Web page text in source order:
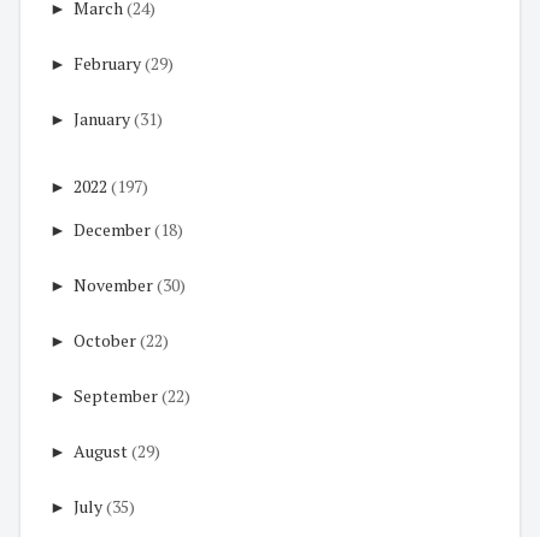
► March (24)
► February(29)
► January(31)
► 2022 (197)
► December(18)
► November(30)
► October(22)
► September(22)
► August(29)
► July(35)